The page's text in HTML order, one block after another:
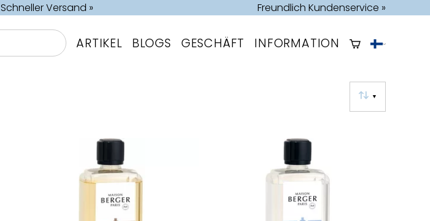
Schneller Versand » Freundlich Kundenservice »
ARTIKEL BLOGS GESCHÄFT INFORMATION
▼